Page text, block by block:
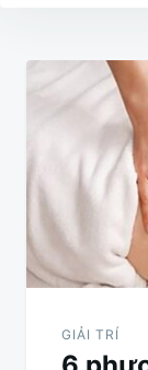
Điều
hướng
bài
viết
GIẢI TRÍ